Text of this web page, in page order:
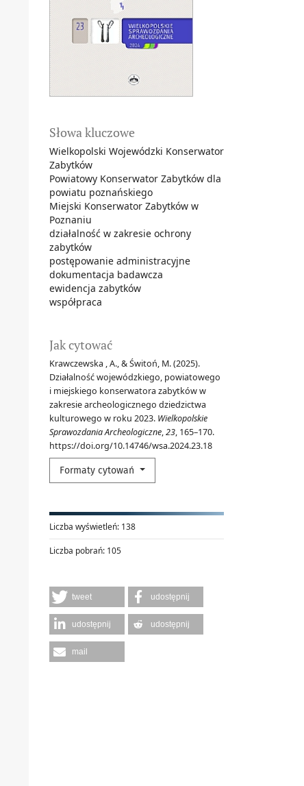
Słowa kluczowe
Wielkopolski Wojewódzki Konserwator
Zabytków
Powiatowy Konserwator Zabytków dla
powiatu poznańskiego
Miejski Konserwator Zabytków w
Poznaniu
działalność w zakresie ochrony
zabytków
postępowanie administracyjne
dokumentacja badawcza
ewidencja zabytków
współpraca
Jak cytować
Krawczewska , A., & Świtoń, M. (2025).
Działalność wojewódzkiego, powiatowego
i miej­skiego konserwatora zabytków w
zakresie archeologicznego dziedzictwa
kulturowego w roku 2023. Wielkopolskie
Sprawozdania Archeologiczne,23, 165–170.
https://doi.org/10.14746/wsa.2024.23.18
Formaty cytowań
Liczba wyświetleń: 138
Liczba pobrań: 105
tweet udostępnij
udostępnij udostępnij
mail